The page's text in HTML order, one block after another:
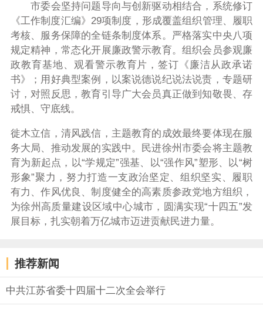
市委会坚持问题导向与创新驱动相结合，系统修订
《工作制度汇编》29项制度，形成覆盖组织管理、履职
考核、服务保障的全链条制度体系。 严格落实中央八项
规定精神，常态化开展廉政警示教育。组织会员参观廉
政教育基地、观看警示教育片，签订《廉洁从政承诺
书》
； 用好典型案例，以案说德说纪说法说责，专题研
讨，对照反思，教育引导广大会员真正做到知敬畏、存
戒惧、守底线。
徙木立信，清风践信 ，主题教育的成效最终要体现在服
务大局、推动发展的实践中。民进徐州市委会将主题教
育为新起点，以“学规定”强基、以“强作风”塑形、以“树
形象”聚力，努力打造一支政治坚定、组织坚实、履职
有力、作风优良、制度健全的高素质参政党地方组织，
为徐州高质量建设区域中心城市，圆满实现“十四五”发
展目标，扎实朝着万亿城市迈进贡献民进力量。
推荐新闻
中共江苏省委十四届十二次全会举行